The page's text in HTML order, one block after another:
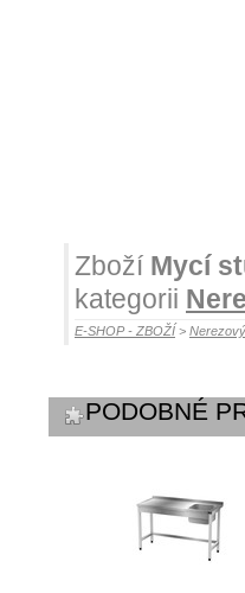
Zboží Mycí
kategorii
E-SHOP - ZBOŽÍ >
PODOBNÉ